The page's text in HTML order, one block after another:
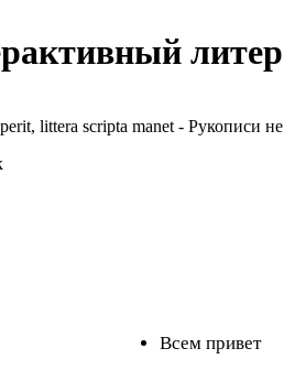
littera scripta manet - Рукописи не
Всем привет